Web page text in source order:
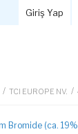
Giriş Yap
TCI EUROPE NV.